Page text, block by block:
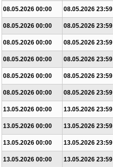
08.05.2026 00:00
08.05.2026 23:59
08.05.2026 00:00
08.05.2026 23:59
08.05.2026 00:00
08.05.2026 23:59
08.05.2026 00:00
08.05.2026 23:59
08.05.2026 00:00
08.05.2026 23:59
08.05.2026 00:00
08.05.2026 23:59
13.05.2026 00:00
13.05.2026 23:59
13.05.2026 00:00
13.05.2026 23:59
13.05.2026 00:00
13.05.2026 23:59
13.05.2026 00:00
13.05.2026 23:59